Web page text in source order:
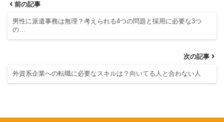
前の記事
男性に派遣事務は無理？考えられる4つの問題と採用に必要な3つ
の…
次の記事
外資系企業への転職に必要なスキルは？向いてる人と合わない人